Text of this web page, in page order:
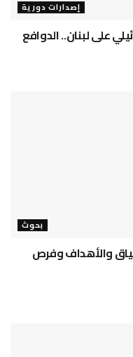
إصدارات دورية
على لبنان.. الدوافع
بحوث
والأهداف وفرص